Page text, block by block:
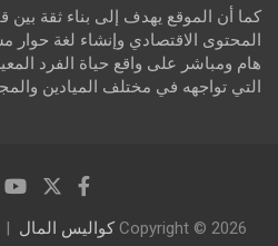
كما أن الموقع يهدف إلى بناء ثقة بين
المحتوى الاقتصادي وإنشاء لغة حوار
هام ومباشر على واقع حياة الفرد
التي تواجهه في مختلف الميادين
Copyright © 2026 كواليس المال